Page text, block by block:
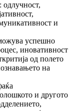
одлучност,
и
успешно
иновативност
од по­лето
на
и другото